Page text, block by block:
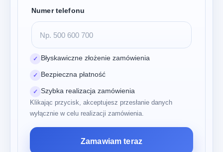
Numer telefonu
✓ Błyskawiczne złożenie zamówienia
✓ Bezpieczna płatność
✓ Szybka realizacja zamówienia
Klikając przycisk, akceptujesz przesłanie danych
wyłącznie w celu realizacji zamówienia.
Zamawiam teraz